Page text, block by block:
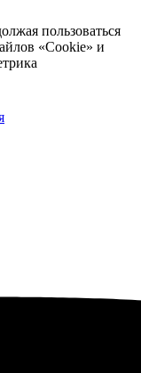
пользоваться
«Cookie» и